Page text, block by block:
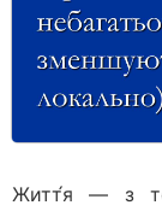
Житт́я — з